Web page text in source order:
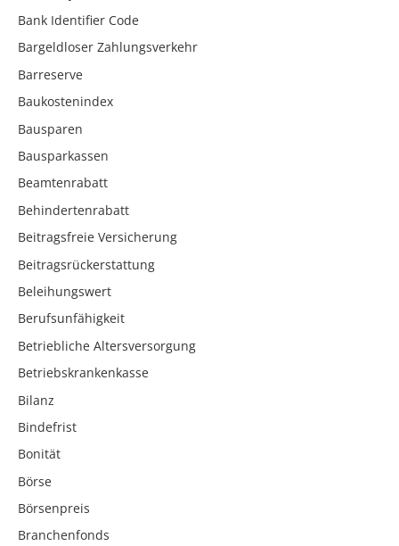
Bank Identifier Code
Bargeldloser Zahlungsverkehr
Barreserve
Baukostenindex
Bausparen
Bausparkassen
Beamtenrabatt
Behindertenrabatt
Beitragsfreie Versicherung
Beitragsrückerstattung
Beleihungswert
Berufsunfähigkeit
Betriebliche Altersversorgung
Betriebskrankenkasse
Bilanz
Bindefrist
Bonität
Börse
Börsenpreis
Branchenfonds